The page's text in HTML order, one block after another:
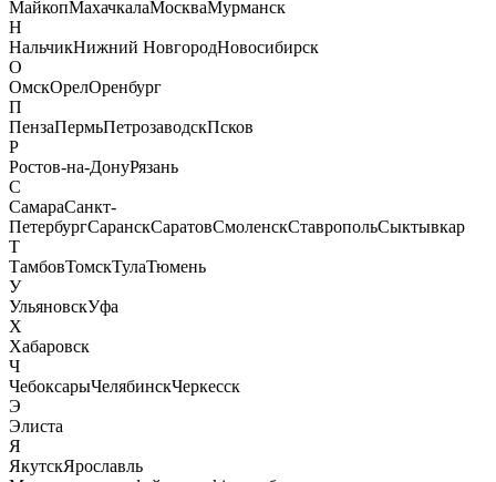
МайкопМахачкалаМоскваМурманск
Н
НальчикНижний НовгородНовосибирск
О
ОмскОрелОренбург
П
ПензаПермьПетрозаводскПсков
Р
Ростов-на-ДонуРязань
С
СамараСанкт-
ПетербургСаранскСаратовСмоленскСтавропольСыктывкар
Т
ТамбовТомскТулаТюмень
У
УльяновскУфа
Х
Хабаровск
Ч
ЧебоксарыЧелябинскЧеркесск
Э
Элиста
Я
ЯкутскЯрославль